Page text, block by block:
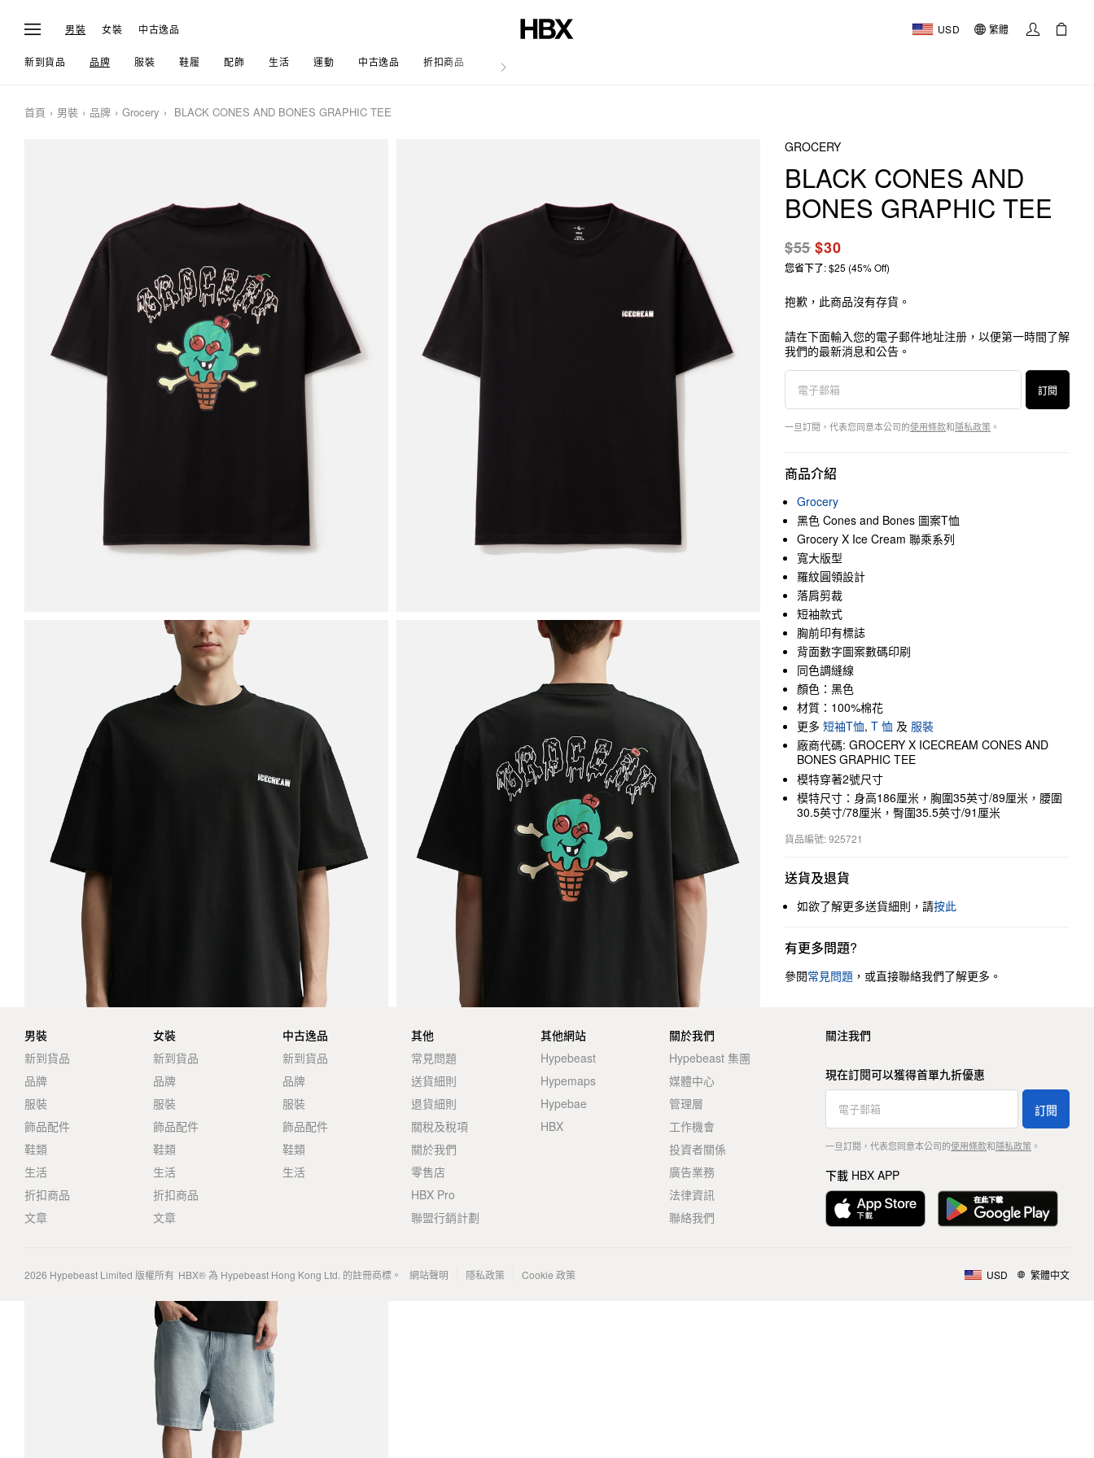
男裝 女裝 中古逸品 USD 繁體
新到貨品 品牌 服裝 鞋履 配飾 生活 運動 中古逸品 折扣商品 文章
首頁 男裝 品牌 Grocery BLACK CONES AND BONES GRAPHIC TEE
GROCERY
BLACK CONES AND
BONES GRAPHIC TEE
$55$30
您省下了: $25 (45% Off)
抱歉，此商品沒有存貨。
請在下面輸入您的電子郵件地址注册，以便第一時間了解
我們的最新消息和公告。
訂閱
一旦訂閱，代表您同意本公司的使用條款和隱私政策 。
商品介紹
Grocery
黑色 Cones and Bones 圖案T恤
Grocery X Ice Cream 聯乘系列
寬大版型
羅紋圓領設計
落肩剪裁
短袖款式
胸前印有標誌
背面數字圖案數碼印刷
同色調縫線
顏色：黑色
材質：100%棉花
更多 短袖T恤, T 恤 及 服裝
廠商代碼: GROCERY X ICECREAM CONES AND
BONES GRAPHIC TEE
模特穿著2號尺寸
模特尺寸：身高186厘米，胸圍35英寸/89厘米，腰圍
30.5英寸/78厘米，臀圍35.5英寸/91厘米
貨品編號: 925721
送貨及退貨
如欲了解更多送貨細則，請按此
有更多問題?
參閱常見問題 ，或直接聯絡我們了解更多。
男裝
新到貨品
品牌
服裝
飾品配件
鞋類
生活
折扣商品
文章
女裝
新到貨品
品牌
服裝
飾品配件
鞋類
生活
折扣商品
文章
中古逸品
新到貨品
品牌
服裝
飾品配件
鞋類
生活
其他
常見問題
送貨細則
退貨細則
關稅及稅項
關於我們
零售店
HBX Pro
聯盟行銷計劃
其他網站
Hypebeast
Hypemaps
Hypebae
HBX
關於我們
Hypebeast 集團
媒體中心
管理層
工作機會
投資者關係
廣告業務
法律資訊
聯絡我們
關注我們
現在訂閱可以獲得首單九折優惠
訂閱
一旦訂閱，代表您同意本公司的使用條款和隱私政策。
下載 HBX APP
2026 Hypebeast Limited 版權所有 HBX® 為 Hypebeast Hong Kong Ltd. 的註冊商標。 網站聲明 隱私政策 Cookie 政策 USD 繁體中文